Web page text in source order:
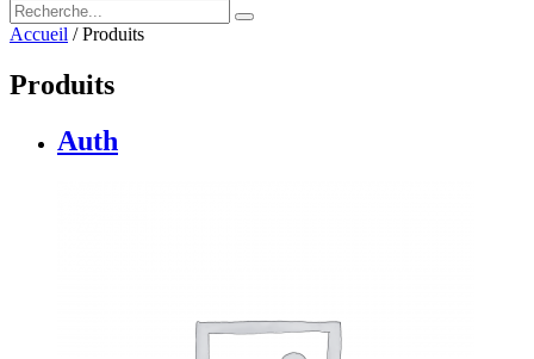
Accueil / Produits
Produits
Auth